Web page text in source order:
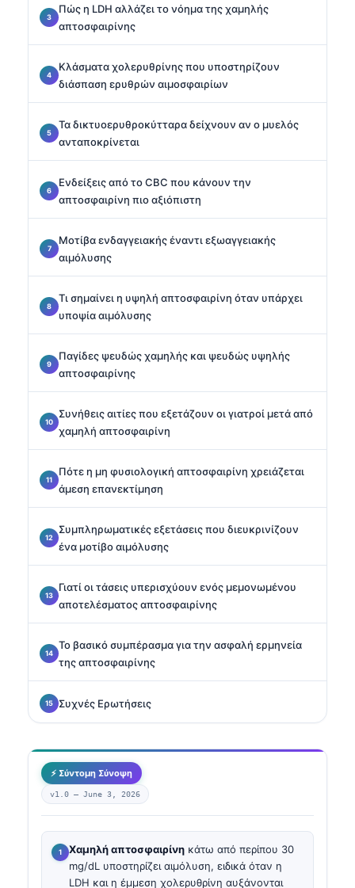
Πώς η LDH αλλάζει το νόημα της χαμηλής
απτοσφαιρίνης
Κλάσματα χολερυθρίνης που υποστηρίζουν
διάσπαση ερυθρών αιμοσφαιρίων
Τα δικτυοερυθροκύτταρα δείχνουν αν ο μυελός
ανταποκρίνεται
Ενδείξεις από το CBC που κάνουν την
απτοσφαιρίνη πιο αξιόπιστη
Μοτίβα ενδαγγειακής έναντι εξωαγγειακής
αιμόλυσης
Τι σημαίνει η υψηλή απτοσφαιρίνη όταν υπάρχει
υποψία αιμόλυσης
Παγίδες ψευδώς χαμηλής και ψευδώς υψηλής
απτοσφαιρίνης
Συνήθεις αιτίες που εξετάζουν οι γιατροί μετά από
χαμηλή απτοσφαιρίνη
Πότε η μη φυσιολογική απτοσφαιρίνη χρειάζεται
άμεση επανεκτίμηση
Συμπληρωματικές εξετάσεις που διευκρινίζουν
ένα μοτίβο αιμόλυσης
Γιατί οι τάσεις υπερισχύουν ενός μεμονωμένου
αποτελέσματος απτοσφαιρίνης
Το βασικό συμπέρασμα για την ασφαλή ερμηνεία
της απτοσφαιρίνης
Συχνές Ερωτήσεις
⚡ Σύντομη Σύνοψη
v1.0 — June 3, 2026
Χαμηλή απτοσφαιρίνη κάτω από περίπου 30
mg/dL υποστηρίζει αιμόλυση, ειδικά όταν η
LDH και η έμμεση χολερυθρίνη αυξάνονται